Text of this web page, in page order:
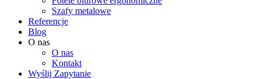
Szafy metalowe
Referencje
Blog
O nas
O nas
Kontakt
Wyślij Zapytanie